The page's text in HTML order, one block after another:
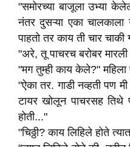
"समोरच्या बाजूला उभ्या
नंतर दुसऱ्या एका
पाहतो तर काय ती चार चाकी
"अरे, तू पाचरच बरोबर
"मग तुम्ही काय केले?" महिला
"ऐका तर. गाडी नव्हती पण मी
टायर खोलून पाचरसह तिथे
होती..."
"चिठ्ठी? काय लिहिले होते